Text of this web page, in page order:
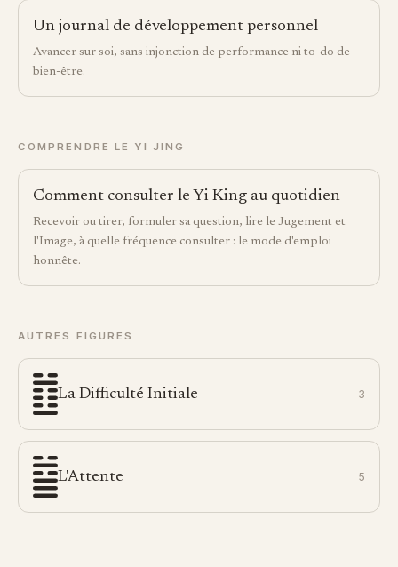
Un journal de développement personnel
Avancer sur soi, sans injonction de performance ni to-do de
bien-être.
COMPRENDRE LE YI JING
Comment consulter le Yi King au quotidien
Recevoir ou tirer, formuler sa question, lire le Jugement et
l'Image, à quelle fréquence consulter : le mode d'emploi
honnête.
AUTRES FIGURES
La Difficulté Initiale 3
L'Attente 5